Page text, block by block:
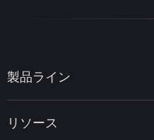
製品ライン
MiniTool Power Data Recovery
リソース